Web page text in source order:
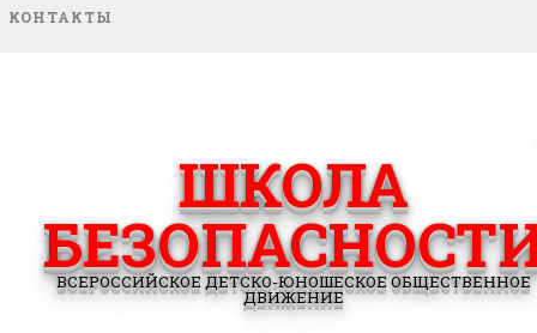
КОНТАКТЫ
ШКОЛА
ВСЕРОССИЙСКОЕ ДЕТСКО-ЮНОШЕСКОЕ ОБЩЕСТВЕННОЕ
ДВИЖЕНИЕ